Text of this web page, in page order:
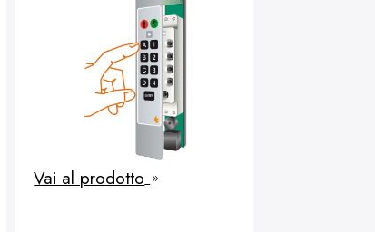
Vai al prodotto 9